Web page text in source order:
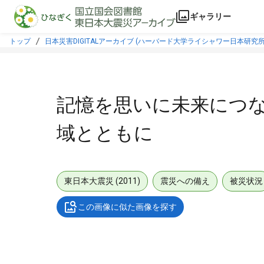
本文に飛ぶ
ギャラリー
トップ 日本災害DIGITALアーカイブ (ハーバード大学ライシャワー日本研究
記憶を思いに未来につ
域とともに
東日本大震災 (2011) 震災への備え 被災状況
この画像に似た画像を探す